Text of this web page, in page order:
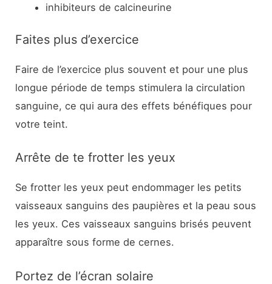
inhibiteurs de calcineurine
Faites plus d’exercice
Faire de l’exercice plus souvent et pour une plus
longue période de temps stimulera la circulation
sanguine, ce qui aura des effets bénéfiques pour
votre teint.
Arrête de te frotter les yeux
Se frotter les yeux peut endommager les petits
vaisseaux sanguins des paupières et la peau sous
les yeux. Ces vaisseaux sanguins brisés peuvent
apparaître sous forme de cernes.
Portez de l’écran solaire